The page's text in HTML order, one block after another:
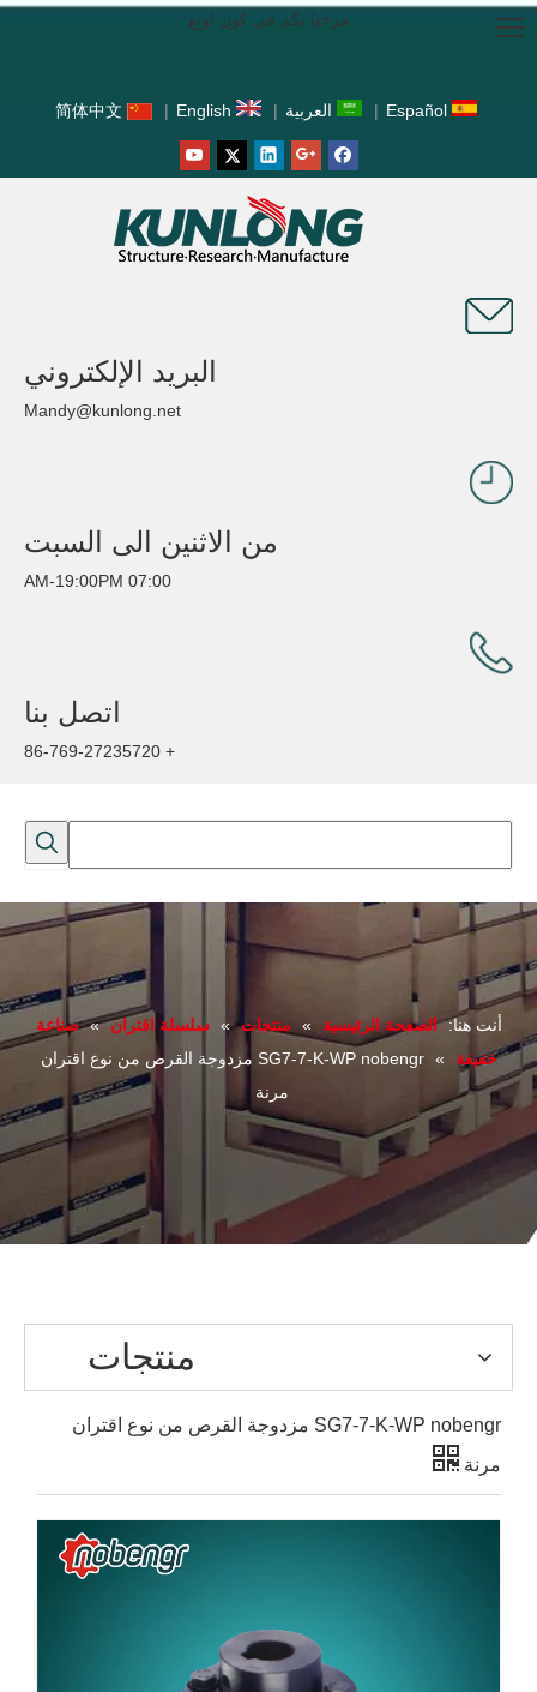
مرحبا بكم في كون لونغ
Español
| العربية |
English
|
简体中文
البريد الإلكتروني
Mandy@kunlong.net
من الاثنين الى السبت
07:00 AM-19:00PM
اتصل بنا
+ 86-769-27235720
أنت هنا: الصفحة الرئيسية » منتجات » سلسلة اقتران » صناعة
خفيفة
»
SG7-7-K-WP nobengr مزدوجة القرص من نوع اقتران
مرنة
منتجات
SG7-7-K-WP nobengr مزدوجة القرص من نوع اقتران
مرنة